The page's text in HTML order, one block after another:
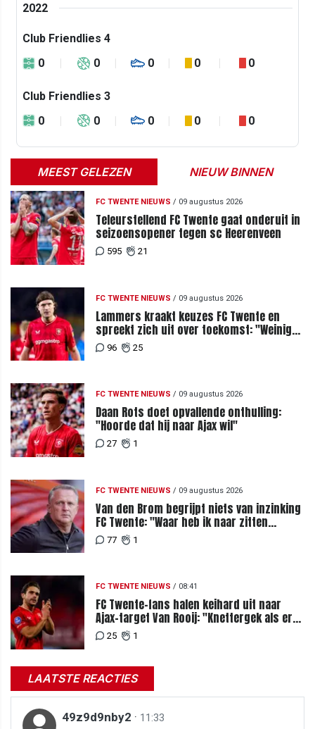
2022
Club Friendlies 4
0
0 0 0 0
Club Friendlies 3
0
0 0 0 0
MEEST GELEZEN NIEUW BINNEN
FC TWENTE NIEUWS / 09 augustus 2026
Teleurstellend FC Twente gaat onderuit in
seizoensopener tegen sc Heerenveen
595 21
FC TWENTE NIEUWS / 09 augustus 2026
Lammers kraakt keuzes FC Twente en
spreekt zich uit over toekomst: "Weinig
van te begrijpen"
96 25
FC TWENTE NIEUWS / 09 augustus 2026
Daan Rots doet opvallende onthulling:
"Hoorde dat hij naar Ajax wil"
27 1
FC TWENTE NIEUWS / 09 augustus 2026
Van den Brom begrijpt niets van inzinking
FC Twente: "Waar heb ik naar zitten
kijken?"
77 1
FC TWENTE NIEUWS / 08:41
FC Twente-fans halen keihard uit naar
Ajax-target Van Rooij: "Knettergek als er
nog interesse is"
25 1
LAATSTE REACTIES
49z9d9nby2 · 11:33